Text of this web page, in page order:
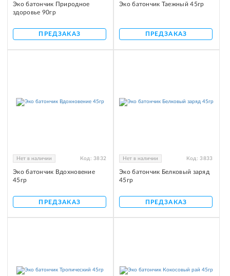
Эко батончик Природное
здоровье 90гр
ПРЕДЗАКАЗ
Эко батончик Таежный 45гр
ПРЕДЗАКАЗ
Нет в наличии Код: 3832
Эко батончик Вдохновение
45гр
ПРЕДЗАКАЗ
Нет в наличии Код: 3833
Эко батончик Белковый заряд
45гр
ПРЕДЗАКАЗ